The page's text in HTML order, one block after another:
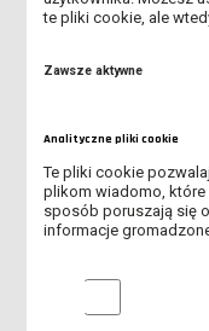
PLEBISCYTU
ŚWIATOWY DZIEŃ BEZ
SPOTKANIE
R.
ANKIETA - ROLA
AKADEMICKIEJ
te pliki cookie, ale
Zawsze aktywne
Analityczne pliki cookie
Te pliki cookie
plikom wiadomo, które
sposób poruszają się
informacje
Analityczne pliki cookie